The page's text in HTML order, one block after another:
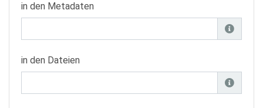
in den Metadaten
in den Dateien